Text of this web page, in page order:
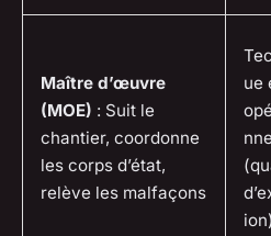
Maître d’œuvre
(MOE) : Suit le
chantier, coordonne
les corps d’état,
relève les malfaçons
ue
ion)